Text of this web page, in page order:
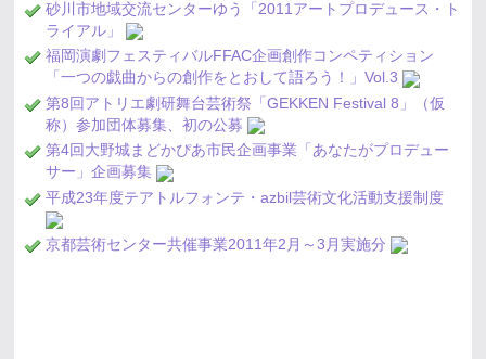
砂川市地域交流センターゆう「2011アートプロデュース・ト
ライアル」
福岡演劇フェスティバルFFAC企画創作コンペティション
「一つの戯曲からの創作をとおして語ろう！」Vol.3
第8回アトリエ劇研舞台芸術祭「GEKKEN Festival 8」（仮
称）参加団体募集、初の公募
第4回大野城まどかぴあ市民企画事業「あなたがプロデュー
サー」企画募集
平成23年度テアトルフォンテ・azbil芸術文化活動支援制度
京都芸術センター共催事業2011年2月～3月実施分